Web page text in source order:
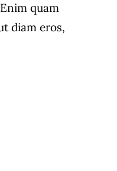
quam
diam eros,